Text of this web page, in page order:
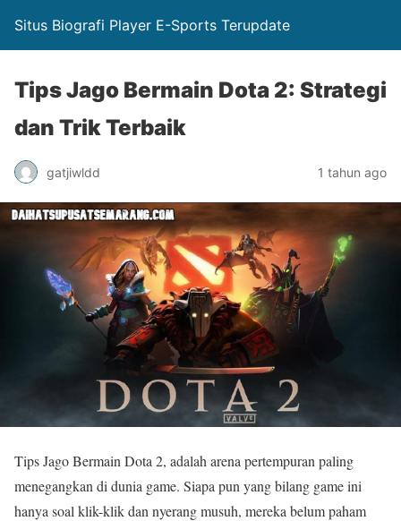
Situs Biografi Player E-Sports Terupdate
Tips Jago Bermain Dota 2: Strategi
dan Trik Terbaik
gatjiwldd 1 tahun ago
Tips Jago Bermain Dota 2, adalah arena pertempuran paling
menegangkan di dunia game. Siapa pun yang bilang game ini
hanya soal klik-klik dan nyerang musuh, mereka belum paham